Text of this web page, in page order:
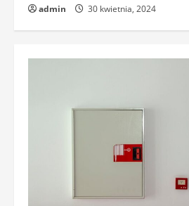
admin 30 kwietnia, 2024